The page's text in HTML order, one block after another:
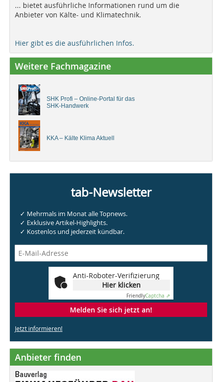
... bietet ausführliche Informationen rund um die
Anbieter von Kälte- und Klimatechnik.
Hier gibt es die ausführlichen Infos.
Weitere Fachmagazine
SHK Profi – Online-Portal für das
SHK-Handwerk
KKA – Kälte Klima Aktuell
tab-Newsletter
✓ Mehrmals im Monat alle Topnews.
✓ Exklusive Artikel-Highlights.
✓ Kostenlos und jederzeit kündbar.
Anti-Roboter-Verifizierung
Hier klicken
FriendlyCaptcha ⇗
Melden Sie sich jetzt an!
Jetzt informieren!
Anbieter finden